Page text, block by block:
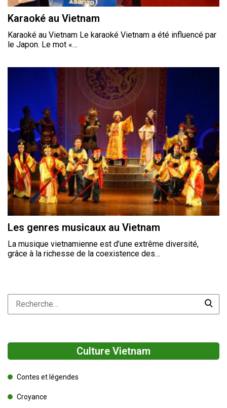
Karaoké au Vietnam
Karaoké au Vietnam Le karaoké Vietnam a été influencé par
le Japon. Le mot «…
Les genres musicaux au Vietnam
La musique vietnamienne est d’une extrême diversité,
grâce à la richesse de la coexistence des…
Culture Vietnam
Contes et légendes
Croyance